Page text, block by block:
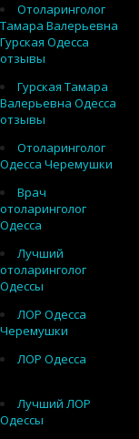
Отоларинголог
Тамара Валерьевна
Гурская Одесса
отзывы
Гурская Тамара
Валерьевна Одесса
отзывы
Отоларинголог
Одесса Черемушки
Врач
отоларинголог
Одесса
Лучший
отоларинголог
Одессы
ЛОР Одесса
Черемушки
ЛОР Одесса
Лучший ЛОР
Одессы